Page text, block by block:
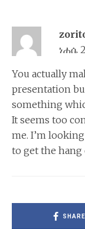
ነሐሴ
You actually
presentation
something
It seems too
me. I’m
to get the hang
SHARE